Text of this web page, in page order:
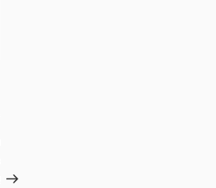
Следующая